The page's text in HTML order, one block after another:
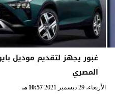
غبور يجهز لتقديم موديل
المصري
الأربعاء، 29 ديسمبر 2021 10:57 مـ